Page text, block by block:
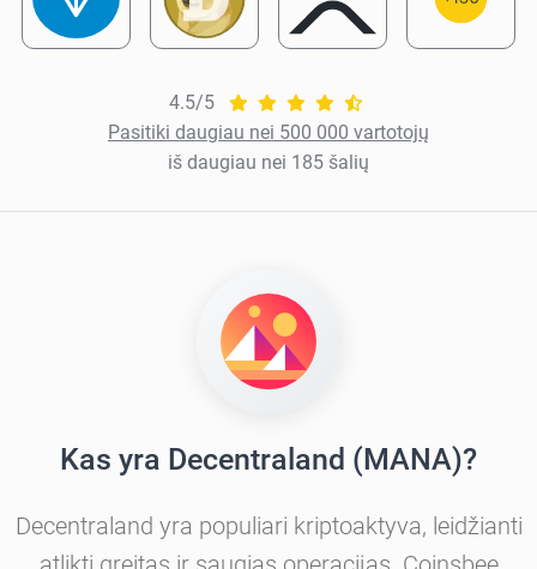
4.5/5
Pasitiki daugiau nei 500 000 vartotojų
iš daugiau nei 185 šalių
Kas yra Decentraland (MANA)?
Decentraland yra populiari kriptoaktyva, leidžianti